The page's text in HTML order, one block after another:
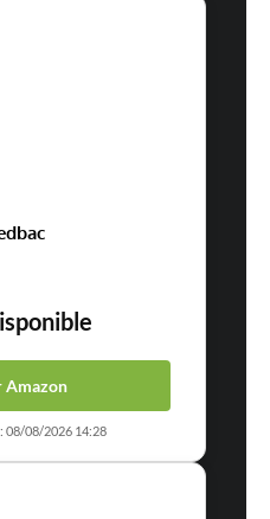
Amazon
08/08/2026 14:28